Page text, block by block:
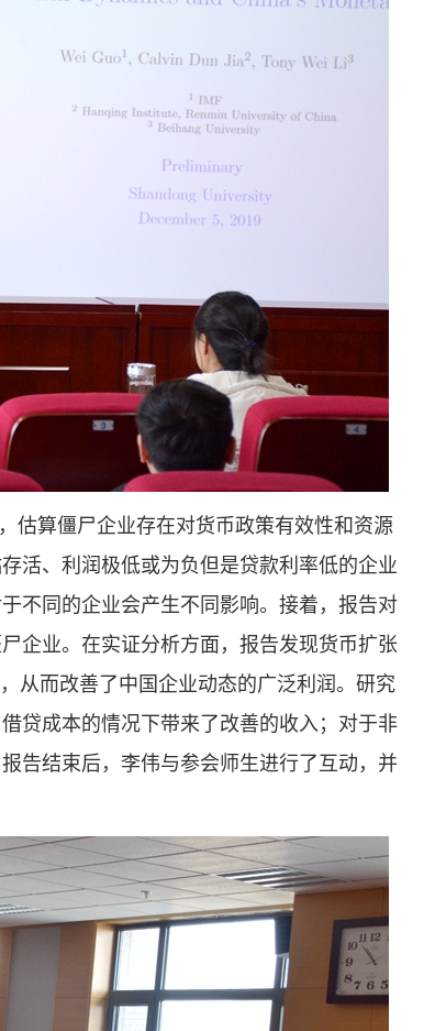
估算僵尸企业存在对货币政策有效性和资源
活、利润极低或为负但是贷款利率低的企业
不同的企业会产生不同影响。接着，报告对
企业。在实证分析方面，报告发现货币扩张
从而改善了中国企业动态的广泛利润。研究
贷成本的情况下带来了改善的收入；对于非
告结束后，李伟与参会师生进行了互动，并